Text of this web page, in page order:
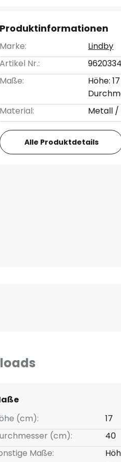
Produktinformationen
Marke:
Lindby
Artikel Nr.:
9620334
Maße:
Höhe:
Material:
Metall /
Alle Produktdetails
(cm):
17
(cm):
40
Maße: